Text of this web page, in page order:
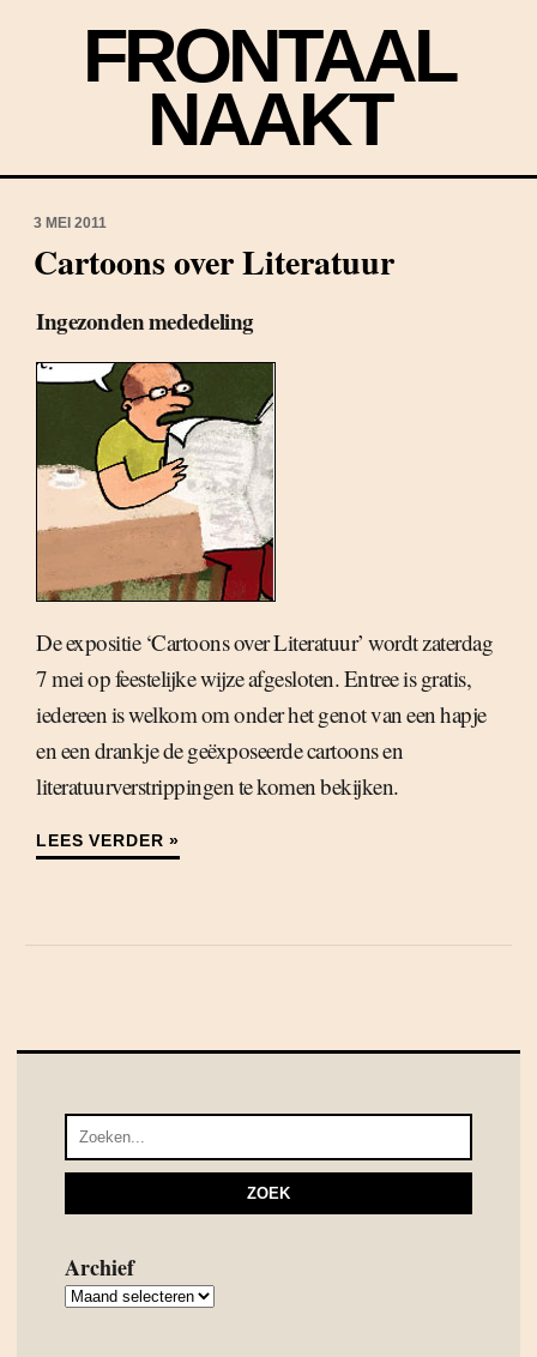
FRONTAAL
NAAKT
3 MEI 2011
Cartoons over Literatuur
Ingezonden mededeling
De expositie ‘Cartoons over Literatuur’ wordt zaterdag
7 mei op feestelijke wijze afgesloten. Entree is gratis,
iedereen is welkom om onder het genot van een hapje
en een drankje de geëxposeerde cartoons en
literatuurverstrippingen te komen bekijken.
LEES VERDER »
Archief
Archief